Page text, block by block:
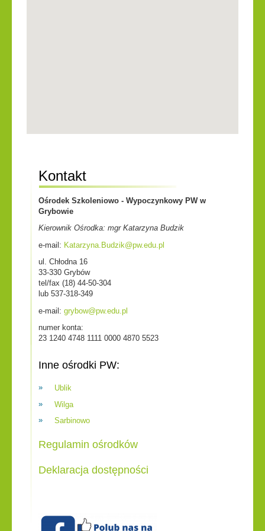
Kontakt
Ośrodek Szkoleniowo - Wypoczynkowy PW w
Grybowie
Kierownik Ośrodka: mgr Katarzyna Budzik
e-mail: Katarzyna.Budzik@pw.edu.pl
ul. Chłodna 16
33-330 Grybów
tel/fax (18) 44-50-304
lub 537-318-349
e-mail: grybow@pw.edu.pl
numer konta:
23 1240 4748 1111 0000 4870 5523
Inne ośrodki PW:
Ublik
Wilga
Sarbinowo
Regulamin ośrodków
Deklaracja dostępności